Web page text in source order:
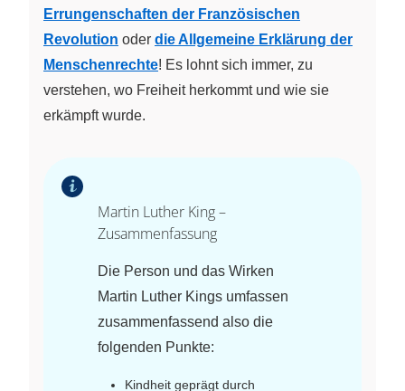
Errungenschaften der Französischen
Revolution oder die Allgemeine Erklärung der
Menschenrechte! Es lohnt sich immer, zu
verstehen, wo Freiheit herkommt und wie sie
erkämpft wurde.
Martin Luther King –
Zusammenfassung
Die Person und das Wirken
Martin Luther Kings umfassen
zusammenfassend also die
folgenden Punkte:
Kindheit geprägt durch